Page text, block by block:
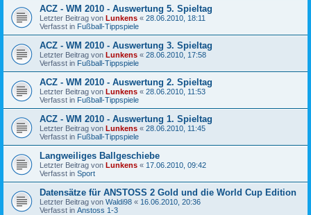
ACZ - WM 2010 - Auswertung 5. Spieltag
Letzter Beitrag von Lunkens « 28.06.2010, 18:11
Verfasst in Fußball-Tippspiele
ACZ - WM 2010 - Auswertung 3. Spieltag
Letzter Beitrag von Lunkens « 28.06.2010, 17:58
Verfasst in Fußball-Tippspiele
ACZ - WM 2010 - Auswertung 2. Spieltag
Letzter Beitrag von Lunkens « 28.06.2010, 11:53
Verfasst in Fußball-Tippspiele
ACZ - WM 2010 - Auswertung 1. Spieltag
Letzter Beitrag von Lunkens « 28.06.2010, 11:45
Verfasst in Fußball-Tippspiele
Langweiliges Ballgeschiebe
Letzter Beitrag von Lunkens « 17.06.2010, 09:42
Verfasst in Sport
Datensätze für ANSTOSS 2 Gold und die World Cup Edition
Letzter Beitrag von Waldi98 « 16.06.2010, 20:36
Verfasst in Anstoss 1-3